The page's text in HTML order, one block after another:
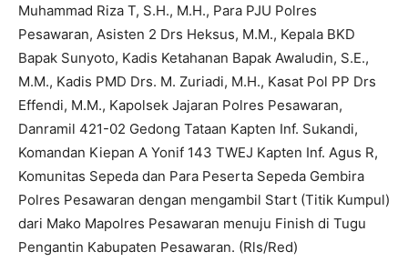
Muhammad Riza T, S.H., M.H., Para PJU Polres
Pesawaran, Asisten 2 Drs Heksus, M.M., Kepala BKD
Bapak Sunyoto, Kadis Ketahanan Bapak Awaludin, S.E.,
M.M., Kadis PMD Drs. M. Zuriadi, M.H., Kasat Pol PP Drs
Effendi, M.M., Kapolsek Jajaran Polres Pesawaran,
Danramil 421-02 Gedong Tataan Kapten Inf. Sukandi,
Komandan Kiepan A Yonif 143 TWEJ Kapten Inf. Agus R,
Komunitas Sepeda dan Para Peserta Sepeda Gembira
Polres Pesawaran dengan mengambil Start (Titik Kumpul)
dari Mako Mapolres Pesawaran menuju Finish di Tugu
Pengantin Kabupaten Pesawaran. (Rls/Red)